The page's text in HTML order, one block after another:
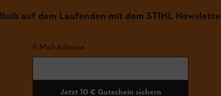
auf dem Laufenden mit dem STIHL
E-Mail-Adresse
Jetzt 10 € Gutschein sichern